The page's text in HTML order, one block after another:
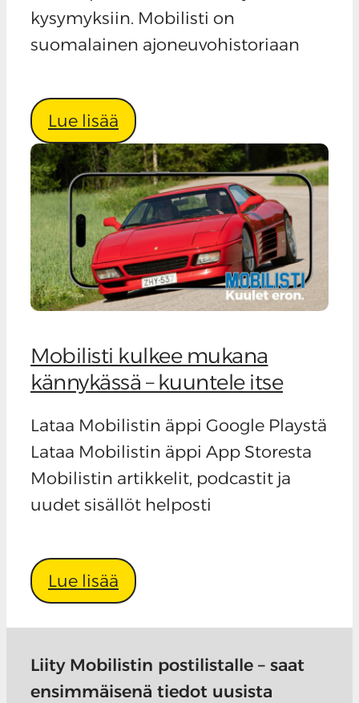
kysymyksiin. Mobilisti on
suomalainen ajoneuvohistoriaan
Lue lisää
Mobilisti kulkee mukana
kännykässä – kuuntele itse
Lataa Mobilistin äppi Google Playstä
Lataa Mobilistin äppi App Storesta
Mobilistin artikkelit, podcastit ja
uudet sisällöt helposti
Lue lisää
Liity Mobilistin postilistalle – saat
ensimmäisenä tiedot uusista